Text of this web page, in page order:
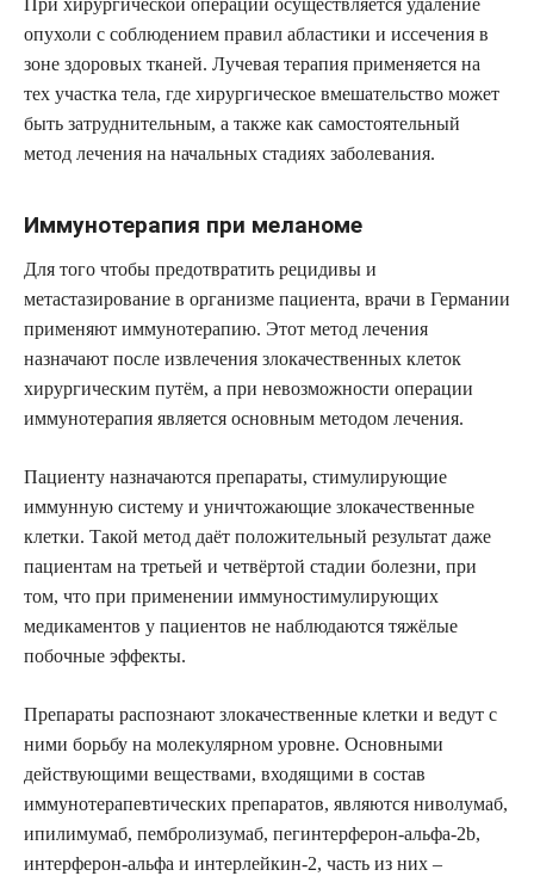
При хирургической операции осуществляется удаление
опухоли с соблюдением правил абластики и иссечения в
зоне здоровых тканей. Лучевая терапия применяется на
тех участка тела, где хирургическое вмешательство может
быть затруднительным, а также как самостоятельный
метод лечения на начальных стадиях заболевания.
Иммунотерапия при меланоме
Для того чтобы предотвратить рецидивы и
метастазирование в организме пациента, врачи в Германии
применяют иммунотерапию. Этот метод лечения
назначают после извлечения злокачественных клеток
хирургическим путём, а при невозможности операции
иммунотерапия является основным методом лечения.
Пациенту назначаются препараты, стимулирующие
иммунную систему и уничтожающие злокачественные
клетки. Такой метод даёт положительный результат даже
пациентам на третьей и четвёртой стадии болезни, при
том, что при применении иммуностимулирующих
медикаментов у пациентов не наблюдаются тяжёлые
побочные эффекты.
Препараты распознают злокачественные клетки и ведут с
ними борьбу на молекулярном уровне. Основными
действующими веществами, входящими в состав
иммунотерапевтических препаратов, являются ниволумаб,
ипилимумаб, пембролизумаб, пегинтерферон-альфа-2b,
интерферон-альфа и интерлейкин-2, часть из них –